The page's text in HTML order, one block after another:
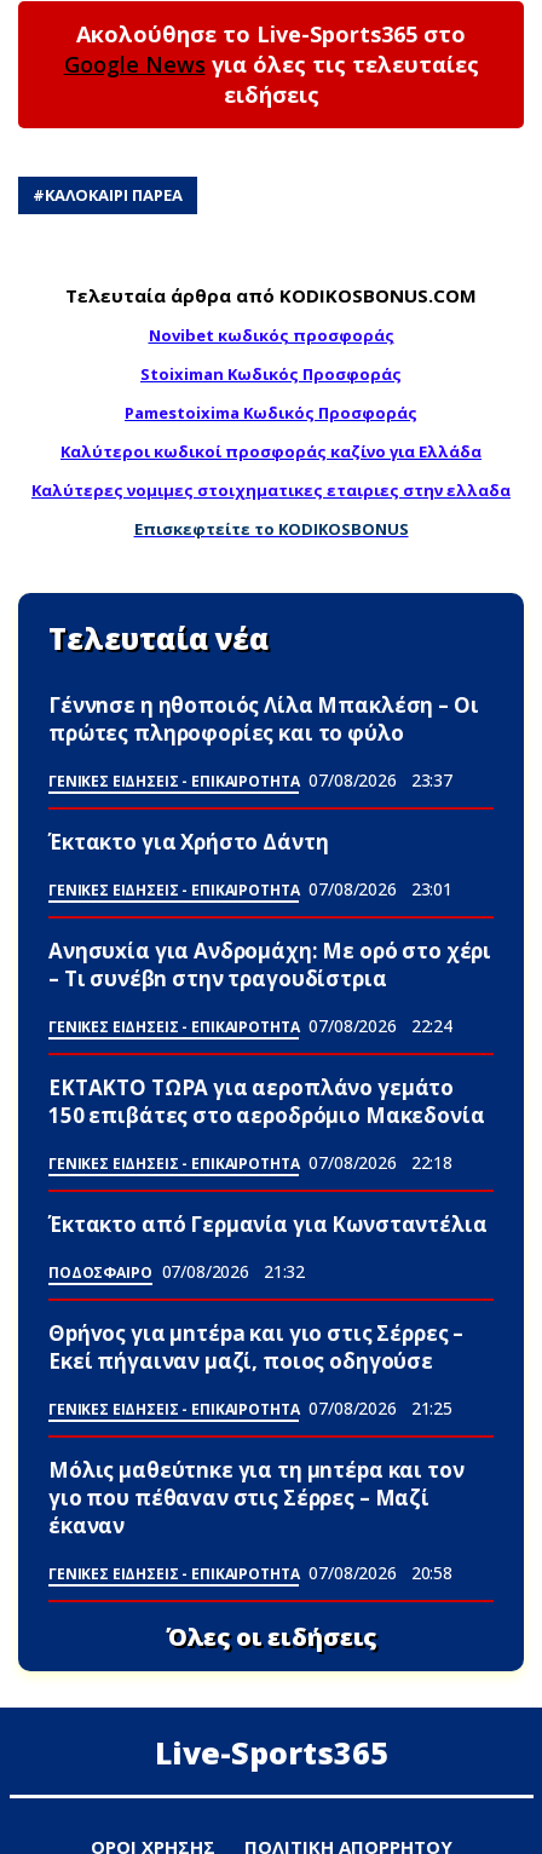
Ακολούθησε το Live-Sports365 στο
Google News για όλες τις τελευταίες
ειδήσεις
#ΚΑΛΟΚΑΙΡΙ ΠΑΡΕΑ
Τελευταία άρθρα από KODIKOSBONUS.COM
Novibet κωδικός προσφοράς
Stoiximan Κωδικός Προσφοράς
Pamestoixima Κωδικός Προσφοράς
Καλύτεροι κωδικοί προσφοράς καζίνο για Ελλάδα
Καλύτερες νομιμες στοιχηματικες εταιριες στην ελλαδα
Επισκεφτείτε το KODIKOSBONUS
Τελευταία νέα
Γέννnσε η ηθοποιός Λίλα Μπακλέση – Οι
πρώτες πληροφορίες και το φύλο
ΓΕΝΙΚΕΣ ΕΙΔΗΣΕΙΣ - ΕΠΙΚΑΙΡΟΤΗΤΑ 07/08/2026 23:37
Έκτακτο για Χρήστο Δάντη
ΓΕΝΙΚΕΣ ΕΙΔΗΣΕΙΣ - ΕΠΙΚΑΙΡΟΤΗΤΑ 07/08/2026 23:01
Ανησυxία για Ανδρομάχη: Με ορό στο χέρι
– Τι συνέβn στην τραγουδίστρια
ΓΕΝΙΚΕΣ ΕΙΔΗΣΕΙΣ - ΕΠΙΚΑΙΡΟΤΗΤΑ 07/08/2026 22:24
ΕΚΤΑΚΤΟ ΤΩΡΑ για αεροπλάνο γεμάτο
150 επιβάτες στο αεροδρόμιο Μακεδονία
ΓΕΝΙΚΕΣ ΕΙΔΗΣΕΙΣ - ΕΠΙΚΑΙΡΟΤΗΤΑ 07/08/2026 22:18
Έκτακτο από Γερμανία για Κωνσταντέλια
ΠΟΔΟΣΦΑΙΡΟ 07/08/2026 21:32
Θpήvος για μnτέpa και γιο στις Σέρρες –
Εκεί πήγαιναν μαζί, ποιος οδηγούσε
ΓΕΝΙΚΕΣ ΕΙΔΗΣΕΙΣ - ΕΠΙΚΑΙΡΟΤΗΤΑ 07/08/2026 21:25
Μόλις μαθεύτnκε για τη μnτέpα και τον
γιo που πέθαvαν στις Σέρρες – Μαζί
έκαναν
ΓΕΝΙΚΕΣ ΕΙΔΗΣΕΙΣ - ΕΠΙΚΑΙΡΟΤΗΤΑ 07/08/2026 20:58
Όλες οι ειδήσεις
Live-Sports365
ΟΡΟΙ ΧΡΗΣΗΣ ΠΟΛΙΤΙΚΗ ΑΠΟΡΡΗΤΟΥ